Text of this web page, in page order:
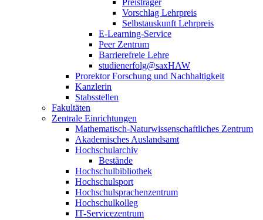
Preisträger
Vorschlag Lehrpreis
Selbstauskunft Lehrpreis
E-Learning-Service
Peer Zentrum
Barrierefreie Lehre
studienerfolg@saxHAW
Prorektor Forschung und Nachhaltigkeit
Kanzlerin
Stabsstellen
Fakultäten
Zentrale Einrichtungen
Mathematisch-Naturwissenschaftliches Zentrum
Akademisches Auslandsamt
Hochschularchiv
Bestände
Hochschulbibliothek
Hochschulsport
Hochschulsprachenzentrum
Hochschulkolleg
IT-Servicezentrum